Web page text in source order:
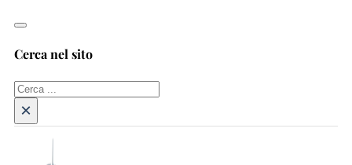
Cerca nel sito
Cerca
×